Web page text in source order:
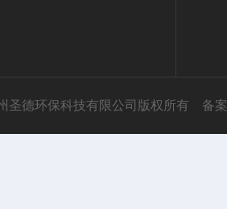
圣德环保科技有限公司版权所有 备